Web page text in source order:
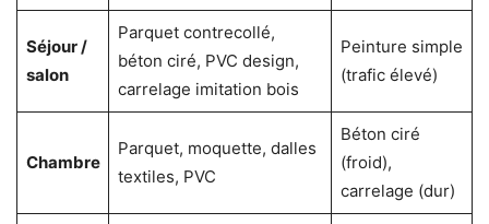
Séjour /
salon
Parquet contrecollé,
béton ciré, PVC design,
carrelage imitation bois
Peinture simple
(trafic élevé)
Chambre
Parquet, moquette, dalles
textiles, PVC
Béton ciré
(froid),
carrelage (dur)